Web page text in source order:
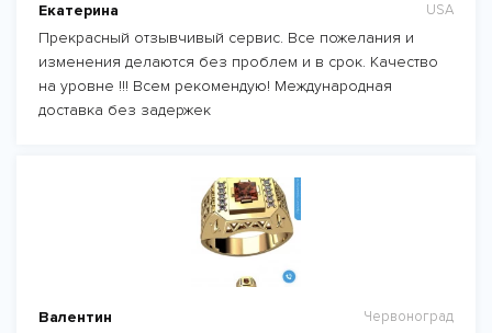
Екатерина USA
Прекрасный отзывчивый сервис. Все пожелания и
изменения делаются без проблем и в срок. Качество
на уровне !!! Всем рекомендую! Международная
доставка без задержек
Валентин Червоноград